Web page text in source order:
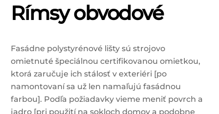
Rímsy obvodové
Fasádne polystyrénové lišty sú strojovo
omietnuté špeciálnou certifikovanou omietkou,
ktorá zaručuje ich stálosť v exteriéri [po
namontovaní sa už len namaľujú fasádnou
farbou]. Podľa požiadavky vieme meniť povrch a
jadro [pri použití na sokloch domov a podobne